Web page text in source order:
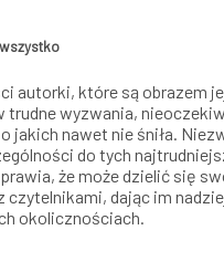
autorki, które są obrazem
trudne wyzwania,
jakich nawet nie śniła.
do tych
że może dzielić się
czytelnikami, dając im
okolicznościach.